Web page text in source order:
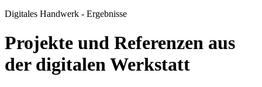
Digitales Handwerk - Ergebnisse
Projekte und Referenzen aus
der digitalen Werkstatt